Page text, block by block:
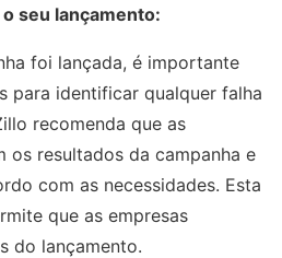
seu lançamento:
foi lançada, é importante
para identificar qualquer falha
recomenda que as
os resultados da campanha e
com as necessidades. Esta
que as empresas
do lançamento.